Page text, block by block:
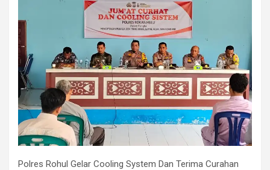
Polres Rohul Gelar Cooling System Dan Terima Curahan